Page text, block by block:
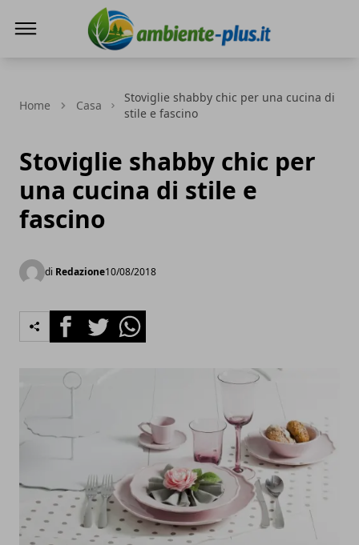
Home Casa
Stoviglie shabby chic per una cucina di
stile e fascino
Stoviglie shabby chic per
una cucina di stile e
fascino
di Redazione10/08/2018
FacebookTwitterWhatsapp